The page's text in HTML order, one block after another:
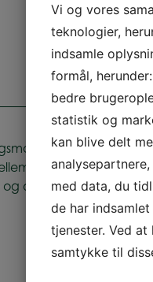
til lærere
elever samt lærere
demokratisk
Vi og vores
teknologier,
indsamle
formål,
bedre
statistik og
kan blive delt
med data, du
de har
tjenester. Ved
samtykke til